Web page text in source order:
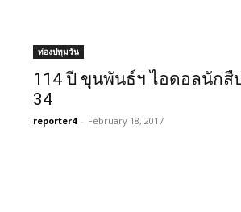
ท่องปทุมวัน
114 ปี ขุนพันธ์ฯ ไอดอลนักสื
34
reporter4 - February 18, 2017